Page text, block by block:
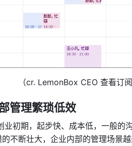
（cr. LemonBox CEO 查看订
管理繁琐低效
初期，起步快、成本低，一般的
不断壮大，企业内部的管理场景